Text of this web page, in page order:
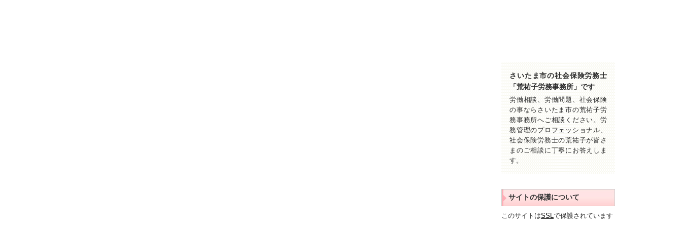
さいたま市の社会保険労務士
「荒祐子労務事務所」です
労働相談、労働問題、社会保険
の事ならさいたま市の荒祐子労
務事務所へご相談ください。労
務管理のプロフェッショナル、
社会保険労務士の荒祐子が皆さ
まのご相談に丁寧にお答えしま
す。
サイトの保護について
このサイトはSSLで保護されています